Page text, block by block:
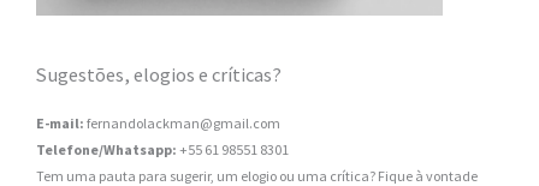
Sugestões, elogios e críticas?
E-mail: fernandolackman@gmail.com
Telefone/Whatsapp: +55 61 98551 8301
Tem uma pauta para sugerir, um elogio ou uma crítica? Fique à vontade